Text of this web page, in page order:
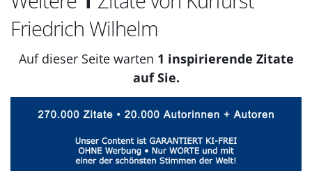
Friedrich Wilhelm
Auf dieser Seite warten 1 inspirierende Zitate
auf Sie.